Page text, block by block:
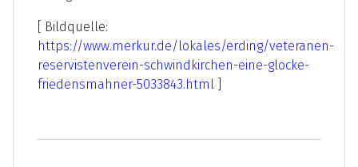
[ Bildquelle:
https://www.merkur.de/lokales/erding/veteranen-
reservistenverein-schwindkirchen-eine-glocke-
friedensmahner-5033843.html